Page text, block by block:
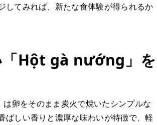
してみれば、新たな食体験が得られるか
「Hột gà nướng」を
卵をそのまま炭火で焼いたシンプルな
ばしい香りと濃厚な味わいが特徴で、軽